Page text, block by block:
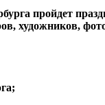
пройдет
художников,